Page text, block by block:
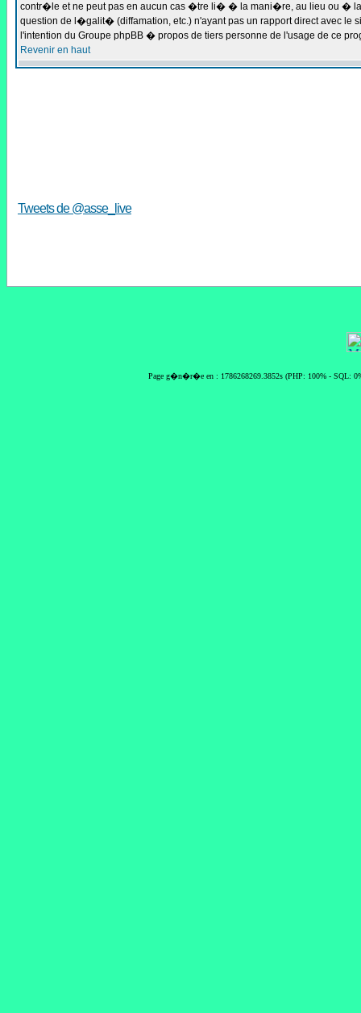
contr�le et ne peut pas en aucun cas �tre li� � la mani�re, au lieu ou � la
question de l�galit� (diffamation, etc.) n'ayant pas un rapport direct avec le
l'intention du Groupe phpBB � propos de tiers personne de l'usage de ce
Revenir en haut
Tweets de @asse_live
Page g�n�r�e en : 1786268269.3852s (PHP: 100% - SQL: